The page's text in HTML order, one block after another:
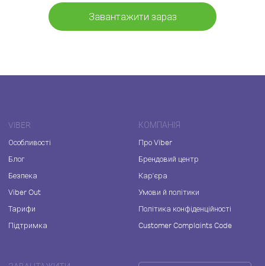
Завантажити зараз
VIBER
Особливості
Блог
Безпека
Viber Out
Тарифи
Підтримка
КОМПАНІЯ
Про Viber
Брендовий центр
Кар'єра
Умови й політики
Політика конфіденційності
Customer Complaints Code